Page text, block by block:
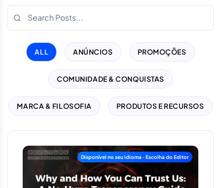
ALL ANÚNCIOS PROMOÇÕES
COMUNIDADE & CONQUISTAS
MARCA & FILOSOFIA PRODUTOS E RECURSOS